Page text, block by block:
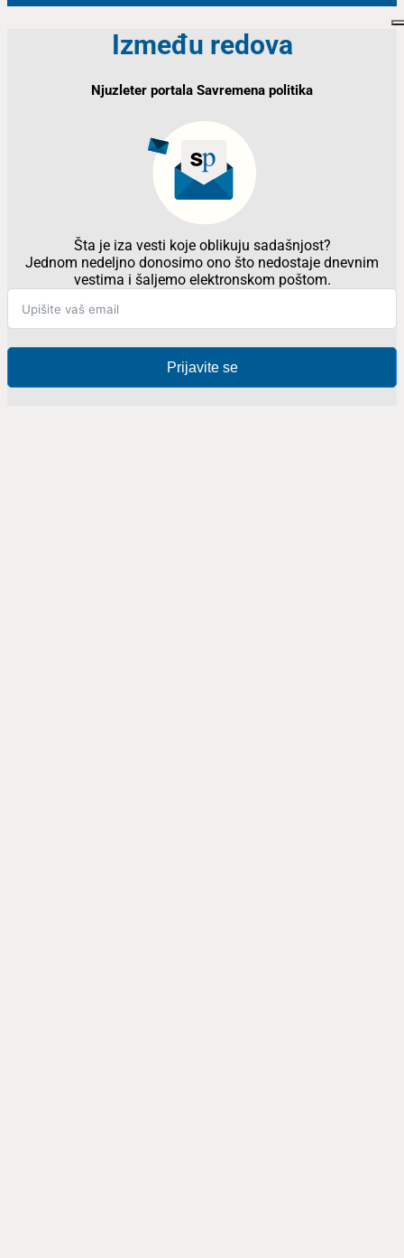
Između redova
Njuzleter portala Savremena politika
Šta je iza vesti koje oblikuju sadašnjost?
Jednom nedeljno donosimo ono što nedostaje dnevnim
vestima i šaljemo elektronskom poštom.
Prijavite se